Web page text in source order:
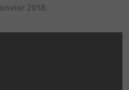
2018.